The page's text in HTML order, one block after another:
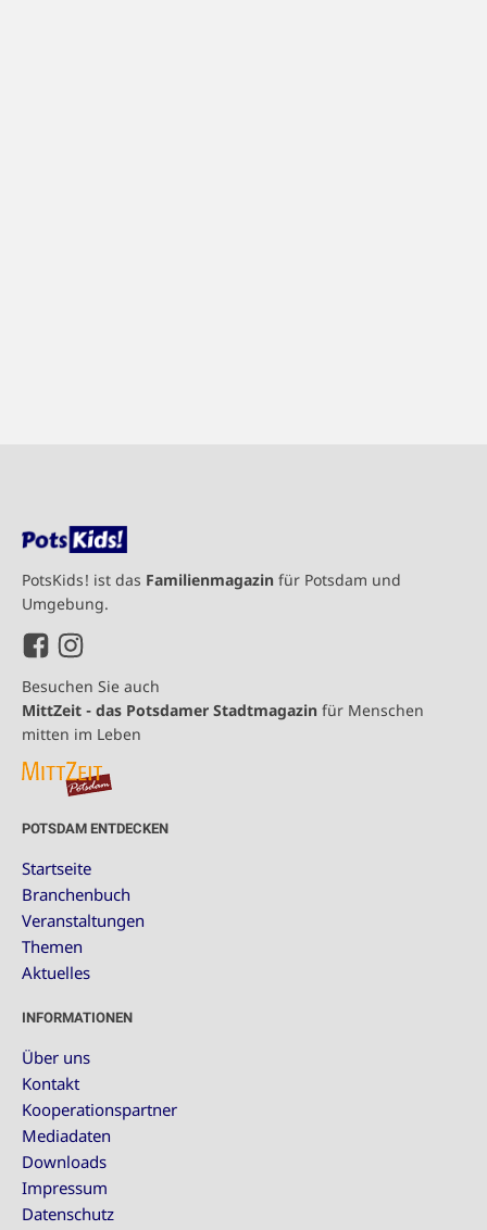
PotsKids! ist das Familienmagazin für Potsdam und
Umgebung.
Besuchen Sie auch
MittZeit - das Potsdamer Stadtmagazin für Menschen
mitten im Leben
POTSDAM ENTDECKEN
Startseite
Branchenbuch
Veranstaltungen
Themen
Aktuelles
INFORMATIONEN
Über uns
Kontakt
Kooperationspartner
Mediadaten
Downloads
Impressum
Datenschutz